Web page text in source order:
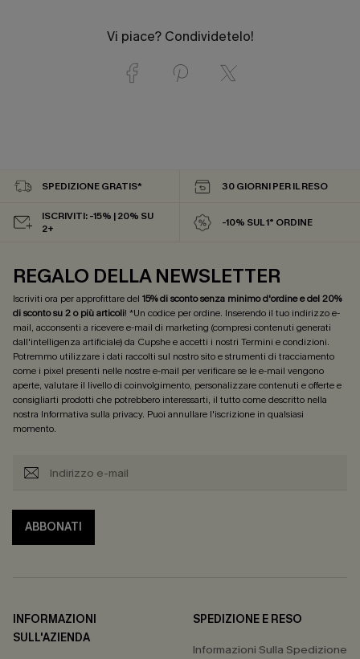
Vi piace? Condividetelo!
SPEDIZIONE GRATIS* 30 GIORNI PER IL RESO
ISCRIVITI: -15% | 20% SU
2+
-10% SUL 1° ORDINE
REGALO DELLA NEWSLETTER
Iscriviti ora per approfittare del 15% di sconto senza minimo d'ordine e del 20%
di sconto su 2 o più articoli! *Un codice per ordine. Inserendo il tuo indirizzo e-
mail, acconsenti a ricevere e-mail di marketing (compresi contenuti generati
dall'intelligenza artificiale) da Cupshe e accetti i nostri Termini e condizioni.
Potremmo utilizzare i dati raccolti sul nostro sito e strumenti di tracciamento
come i pixel presenti nelle nostre e-mail per verificare se le e-mail vengono
aperte, valutare il livello di coinvolgimento, personalizzare contenuti e offerte e
consigliarti prodotti che potrebbero interessarti, il tutto come descritto nella
nostra Informativa sulla privacy. Puoi annullare l'iscrizione in qualsiasi
momento.
ABBONATI
INFORMAZIONI
SULL'AZIENDA
SPEDIZIONE E RESO
Informazioni Sulla Spedizione